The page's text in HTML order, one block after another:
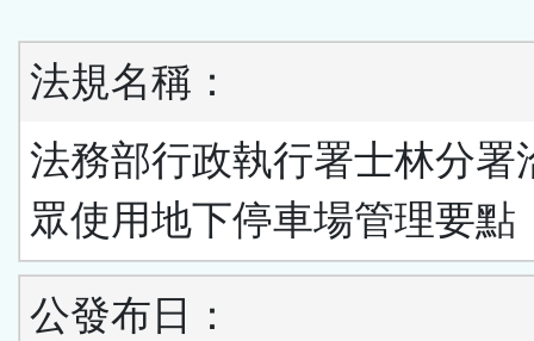
法規名稱：
法務部行政執行署士林分署
眾使用地下停車場管理要點
公發布日：